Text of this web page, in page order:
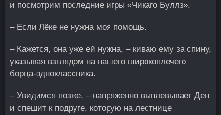
и посмотрим последние игры «Чикаго Буллз».
– Если Лёке не нужна моя помощь.
– Кажется, она уже ей нужна, – киваю ему за спину,
указывая взглядом на нашего широкоплечего
борца-одноклассника.
– Увидимся позже, – напряженно выплевывает Ден
и спешит к подруге, которую на лестнице